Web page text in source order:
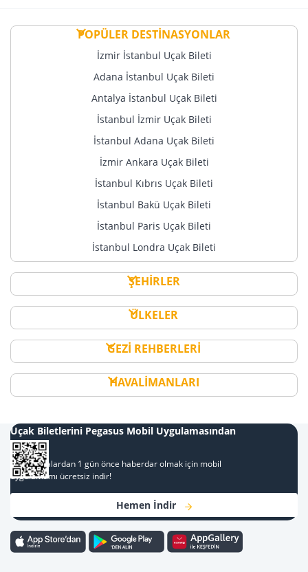
POPÜLER DESTİNASYONLAR
İzmir İstanbul Uçak Bileti
Adana İstanbul Uçak Bileti
Antalya İstanbul Uçak Bileti
İstanbul İzmir Uçak Bileti
İstanbul Adana Uçak Bileti
İzmir Ankara Uçak Bileti
İstanbul Kıbrıs Uçak Bileti
İstanbul Bakü Uçak Bileti
İstanbul Paris Uçak Bileti
İstanbul Londra Uçak Bileti
ŞEHİRLER
ÜLKELER
GEZİ REHBERLERİ
HAVALİMANLARI
Uçak Biletlerini Pegasus Mobil Uygulamasından
Al
Kampanyalardan 1 gün önce haberdar olmak için mobil
uygulamamı ücretsiz indir!
Hemen İndir